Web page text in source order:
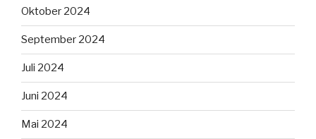
Oktober 2024
September 2024
Juli 2024
Juni 2024
Mai 2024